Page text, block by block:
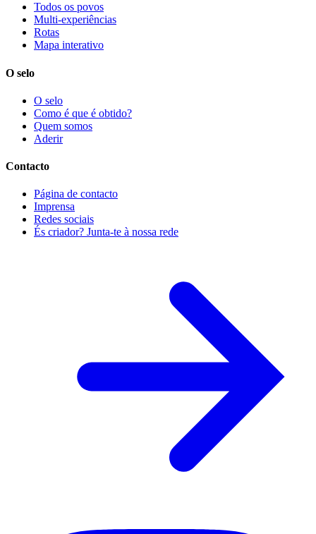
Todos os povos
Multi-experiências
Rotas
Mapa interativo
O selo
O selo
Como é que é obtido?
Quem somos
Aderir
Contacto
Página de contacto
Imprensa
Redes sociais
És criador? Junta-te à nossa rede